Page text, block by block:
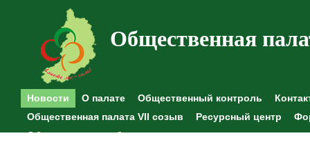
Общественная
Новости О палате Общественный контроль
Общественная палата VII созыв
Ресурсный центр
Общественные наблюдения